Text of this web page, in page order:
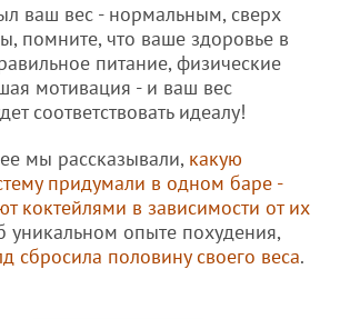
ваш вес - нормальным, сверх
помните, что ваше здоровье в
питание, физические
мотивация - и ваш вес
соответствовать идеалу!
мы рассказывали, какую
придумали в одном баре -
коктейлями в зависимости от их
уникальном опыте похудения,
сбросила половину своего веса.